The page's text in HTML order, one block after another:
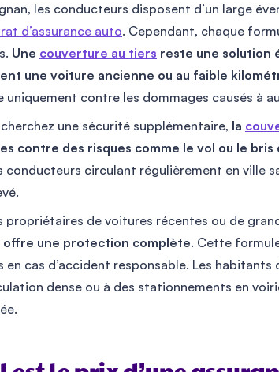
les conducteurs disposent d’un large
d’assurance auto. Cependant, chaque
Une couverture au tiers reste une solution
une voiture ancienne ou au faible
uniquement contre les dommages causés à
une sécurité supplémentaire, la
contre des risques comme le vol ou le bris
conducteurs circulant régulièrement en ville
propriétaires de voitures récentes ou de
offre une protection complète. Cette
en cas d’accident responsable. Les
dense ou à des stationnements en